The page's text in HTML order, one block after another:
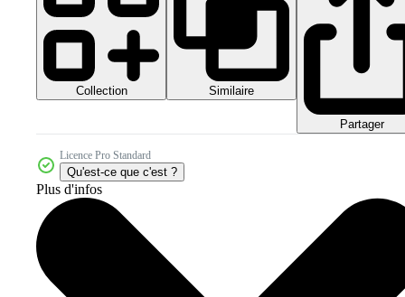
Collection Similaire
Partager
Licence Pro Standard
Qu'est-ce que c'est ?
Plus d'infos